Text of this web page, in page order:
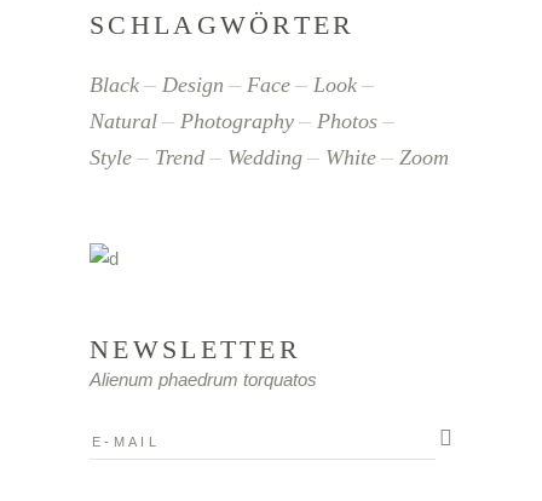
SCHLAGWÖRTER
Black Design Face
Look
Natural
Photography
Photos
Style
Trend Wedding White Zoom
NEWSLETTER
Alienum phaedrum torquatos